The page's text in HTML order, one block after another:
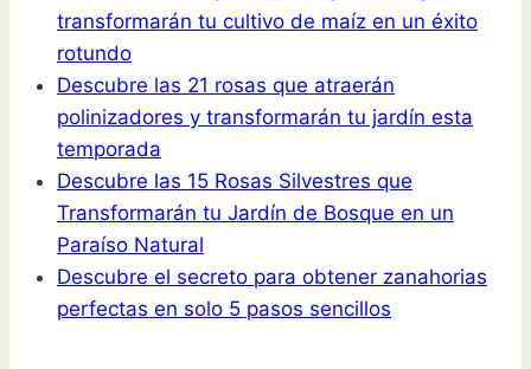
transformarán tu cultivo de maíz en un éxito
rotundo
Descubre las 21 rosas que atraerán
polinizadores y transformarán tu jardín esta
temporada
Descubre las 15 Rosas Silvestres que
Transformarán tu Jardín de Bosque en un
Paraíso Natural
Descubre el secreto para obtener zanahorias
perfectas en solo 5 pasos sencillos